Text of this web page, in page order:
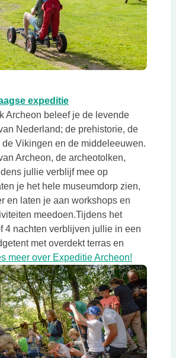
expeditieDeze link opent in een
Archeon beleef je de levende
Nederland; de prehistorie, de
de Vikingen en de middeleeuwen.
Archeon, de archeotolken,
jullie verblijf mee op
je het hele museumdorp zien,
en laten je aan workshops en
meedoen.Tijdens het
4 nachten verblijven jullie in een
met overdekt terras en
meer over Expeditie Archeon!Deze link